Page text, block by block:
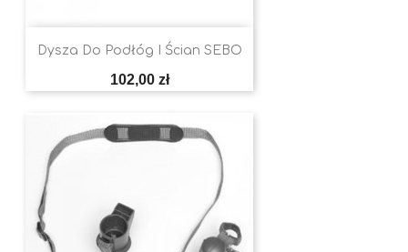
Dysza Do Podłóg I Ścian SEBO
Cena
102,00 zł